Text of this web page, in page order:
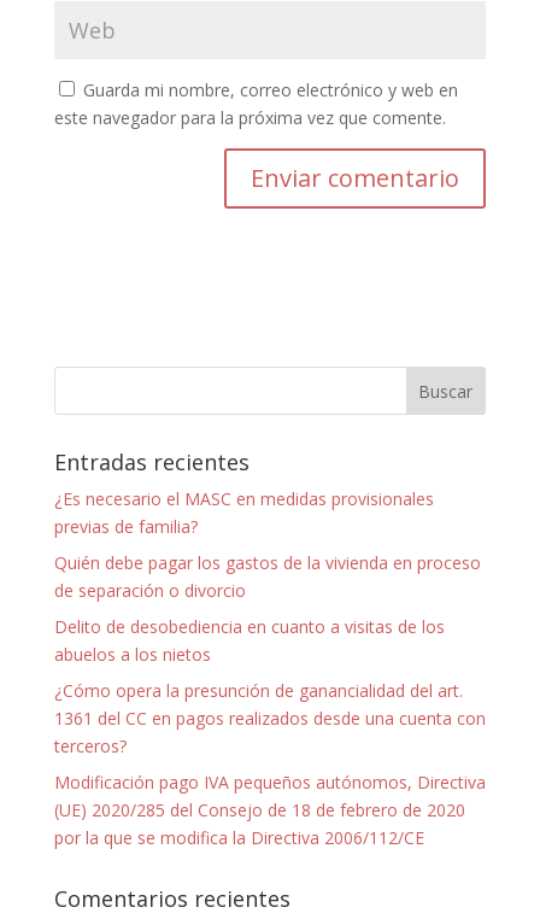
Guarda mi nombre, correo electrónico y web en
este navegador para la próxima vez que comente.
Entradas recientes
¿Es necesario el MASC en medidas provisionales
previas de familia?
Quién debe pagar los gastos de la vivienda en proceso
de separación o divorcio
Delito de desobediencia en cuanto a visitas de los
abuelos a los nietos
¿Cómo opera la presunción de ganancialidad del art.
1361 del CC en pagos realizados desde una cuenta con
terceros?
Modificación pago IVA pequeños autónomos, Directiva
(UE) 2020/285 del Consejo de 18 de febrero de 2020
por la que se modifica la Directiva 2006/112/CE
Comentarios recientes